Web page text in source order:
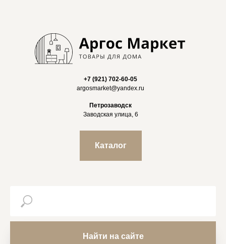
+7 (921) 702-60-05
argosmarket@yandex.ru
Петрозаводск
Заводская улица, 6
Каталог
Найти на сайте